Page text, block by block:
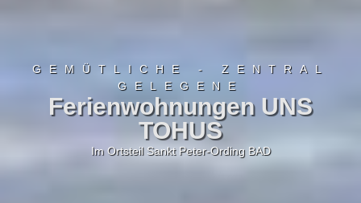
GEMÜTLICHE - ZENTRAL
GELEGENE
Ferienwohnungen UNS
TOHUS
Im Ortsteil Sankt Peter-Ording BAD